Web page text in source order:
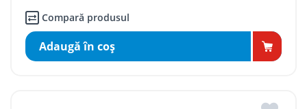
Compară produsul
Adaugă în coş